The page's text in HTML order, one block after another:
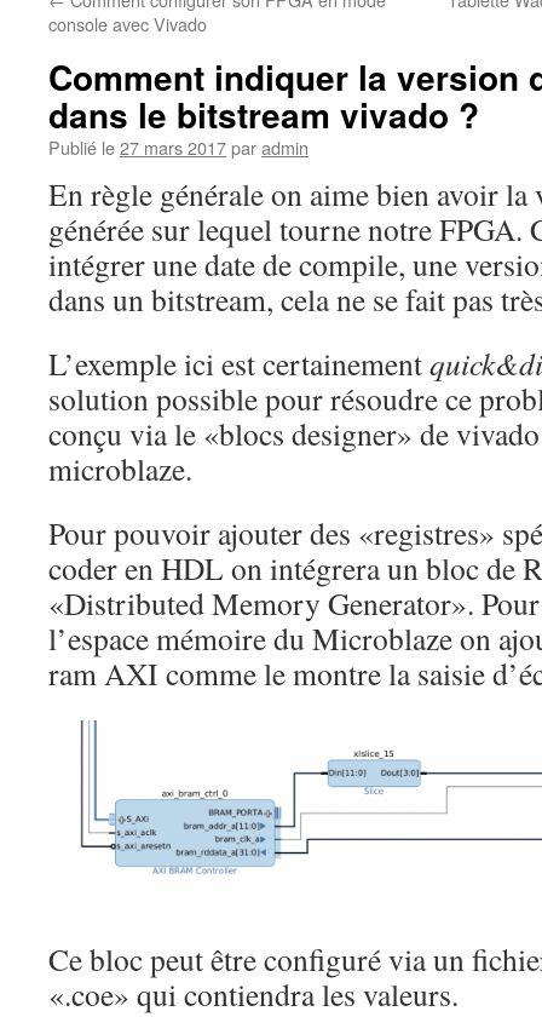
console avec Vivado
Comment indiquer la version
dans le bitstream vivado ?
Publié le27 mars 2017paradmin
En règle générale on aime bien avoir
générée sur lequel tourne notre FPGA.
intégrer une date de compile, une
dans un bitstream, cela ne se fait pas
L’exemple ici est certainement
solution possible pour résoudre ce
conçu via le «blocs designer» de
microblaze.
Pour pouvoir ajouter des «registres»
coder en HDL on intégrera un bloc de
«Distributed Memory Generator».
l’espace mémoire du Microblaze on
ram AXI comme le montre la saisie
Ce bloc peut être configuré via un
«.coe» qui contiendra les valeurs.